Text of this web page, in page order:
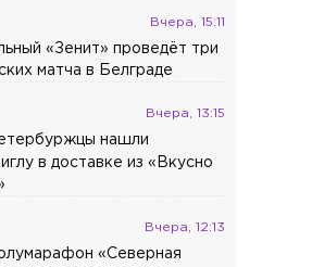
Вчера, 15:11
«Зенит» проведёт три
матча в Белграде
Вчера, 13:15
нашли
в доставке из «Вкусно
Вчера, 12:13
«Северная